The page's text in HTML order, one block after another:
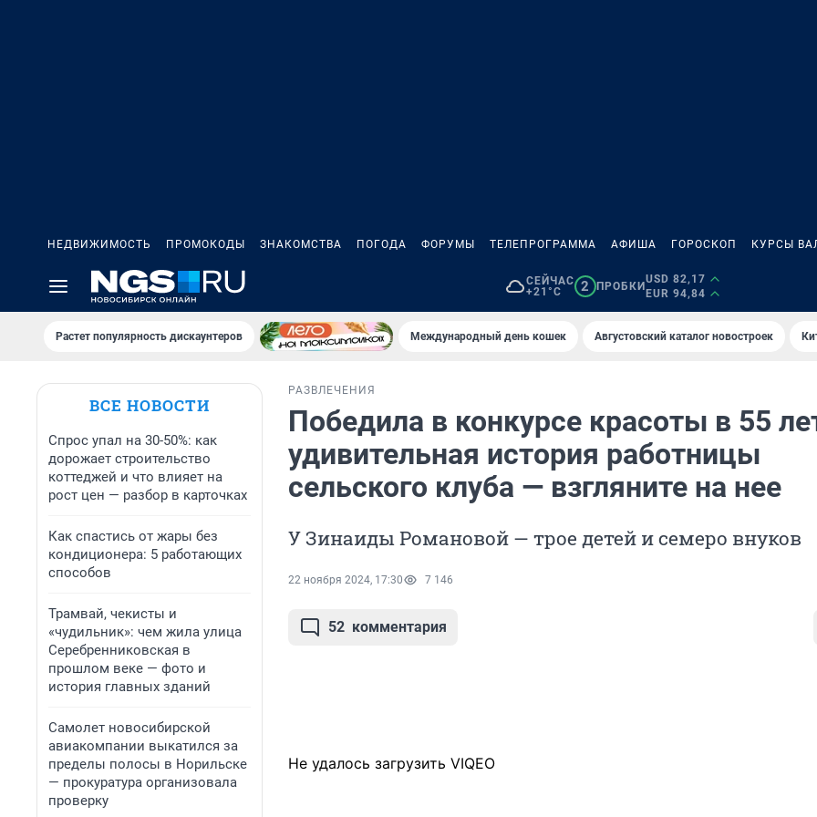
НЕДВИЖИМОСТЬ ПРОМОКОДЫ ЗНАКОМСТВА ПОГОДА ФОРУМЫ ТЕЛЕПРОГРАММА АФИША ГОРОСКОП КУРСЫ
СЕЙЧАС
+21°C
2 ПРОБКИ
USD 82,17
EUR 94,84
Растет популярность дискаунтеров Международный день кошек Августовский каталог новостроек
ВСЕ НОВОСТИ
Спрос упал на 30-50%: как
дорожает строительство
коттеджей и что влияет на
рост цен — разбор в карточках
Как спастись от жары без
кондиционера: 5 работающих
способов
Трамвай, чекисты и
«чудильник»: чем жила улица
Серебренниковская в
прошлом веке — фото и
история главных зданий
Самолет новосибирской
авиакомпании выкатился за
пределы полосы в Норильске
— прокуратура организовала
проверку
РАЗВЛЕЧЕНИЯ
Победила в конкурсе красоты в 55
удивительная история работницы
сельского клуба — взгляните на нее
У Зинаиды Романовой — трое детей и семеро внуков
22 ноября 2024, 17:30 7 146
52 комментария
Не удалось загрузить VIQEO